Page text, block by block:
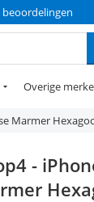
beoordelingen
Overige
Marmer
-